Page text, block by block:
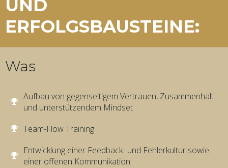
UND
ERFOLGSBAUSTEINE:
Was
Aufbau von gegenseitigem Vertrauen, Zusammenhalt
und unterstützendem Mindset
Team-Flow Training
Entwicklung einer Feedback- und Fehlerkultur sowie
einer offenen Kommunikation